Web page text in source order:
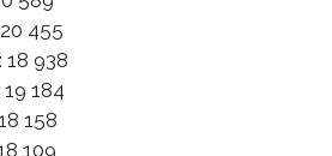
20 455
18 938
19 184
158
109